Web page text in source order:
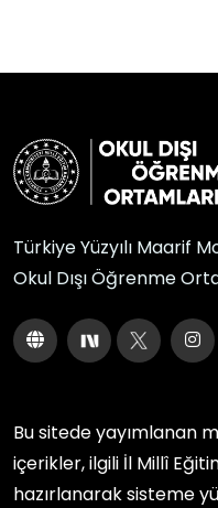
Türkiye Yüzyılı Maarif
Okul Dışı Öğrenme
Bu sitede yayımlanan
içerikler, ilgili İl Millî
hazırlanarak sisteme